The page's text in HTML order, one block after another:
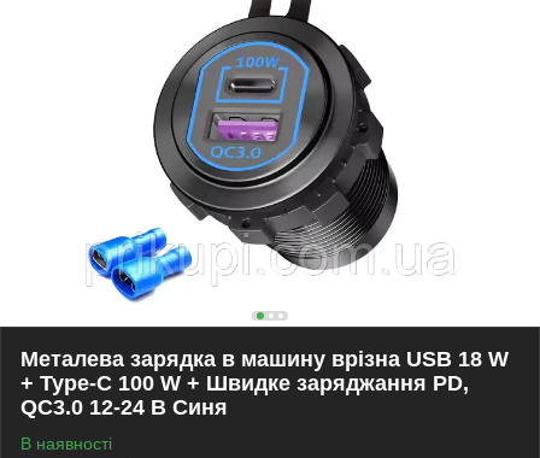
Металева зарядка в машину врізна USB 18 W
+ Type-C 100 W + Швидке заряджання PD,
QC3.0 12-24 В Синя
В наявності